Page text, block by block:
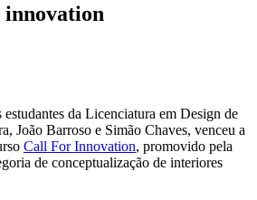
estudantes da Licenciatura em Design de
João Barroso e Simão Chaves, venceu a
Call For Innovation, promovido pela
de conceptualização de interiores